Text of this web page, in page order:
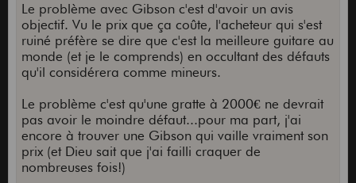
Le problème avec Gibson c'est d'avoir un avis
objectif. Vu le prix que ça coûte, l'acheteur qui s'est
ruiné préfère se dire que c'est la meilleure guitare au
monde (et je le comprends) en occultant des défauts
qu'il considérera comme mineurs.
Le problème c'est qu'une gratte à 2000€ ne devrait
pas avoir le moindre défaut...pour ma part, j'ai
encore à trouver une Gibson qui vaille vraiment son
prix (et Dieu sait que j'ai failli craquer de
nombreuses fois!)